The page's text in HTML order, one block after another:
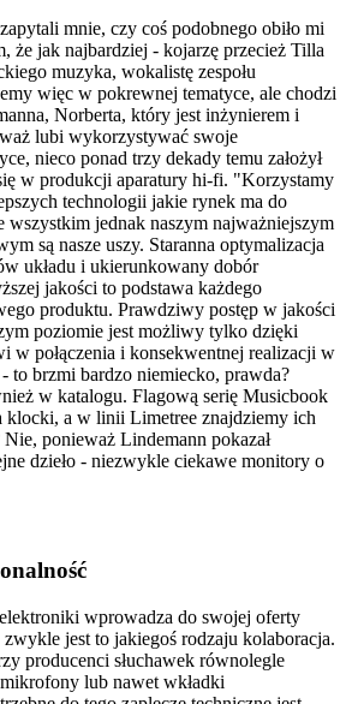
mnie, czy coś podobnego obiło mi
że jak najbardziej - kojarzę przecież Tilla
muzyka, wokalistę zespołu
więc w pokrewnej tematyce, ale chodzi
Norberta, który jest inżynierem i
lubi wykorzystywać swoje
nieco ponad trzy dekady temu założył
w produkcji aparatury hi-fi. "Korzystamy
technologii jakie rynek ma do
wszystkim jednak naszym najważniejszym
są nasze uszy. Staranna optymalizacja
układu i ukierunkowany dobór
jakości to podstawa każdego
produktu. Prawdziwy postęp w jakości
poziomie jest możliwy tylko dzięki
w połączenia i konsekwentnej realizacji w
to brzmi bardzo niemiecko, prawda?
w katalogu. Flagową serię Musicbook
klocki, a w linii Limetree znajdziemy ich
ponieważ Lindemann pokazał
dzieło - niezwykle ciekawe monitory o
wprowadza do swojej oferty
zwykle jest to jakiegoś rodzaju kolaboracja.
producenci słuchawek równolegle
lub nawet wkładki